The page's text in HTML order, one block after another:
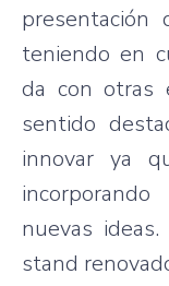
presentación
teniendo en
da conotras
sentido
innovar ya
incorporando
nuevas ideas.
stand